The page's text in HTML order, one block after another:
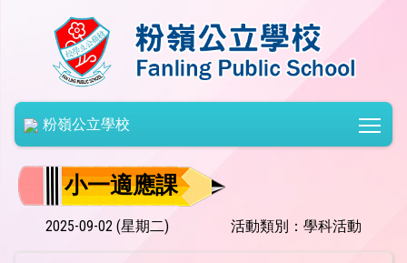
粉嶺公立學校
小一適應課
2025-09-02 (星期二) 活動類別：學科活動